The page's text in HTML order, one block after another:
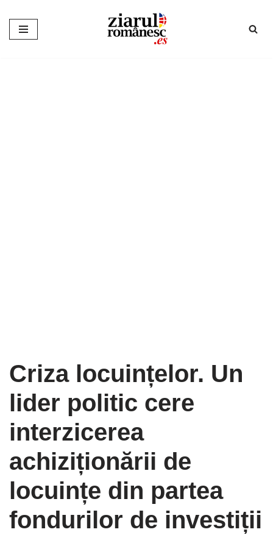
Sari
Criza locuințelor. Un
lider politic cere
interzicerea
achiziționării de
locuințe din partea
fondurilor de investiții